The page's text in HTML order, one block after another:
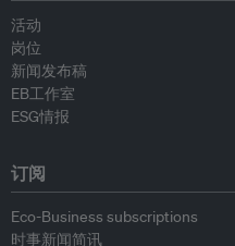
活动
岗位
新闻发布稿
EB工作室
ESG情报
订阅
Eco-Business subscriptions
时事新闻简讯